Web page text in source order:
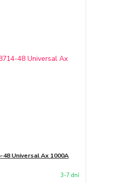
Universal Ax 1000A
3-7 dní